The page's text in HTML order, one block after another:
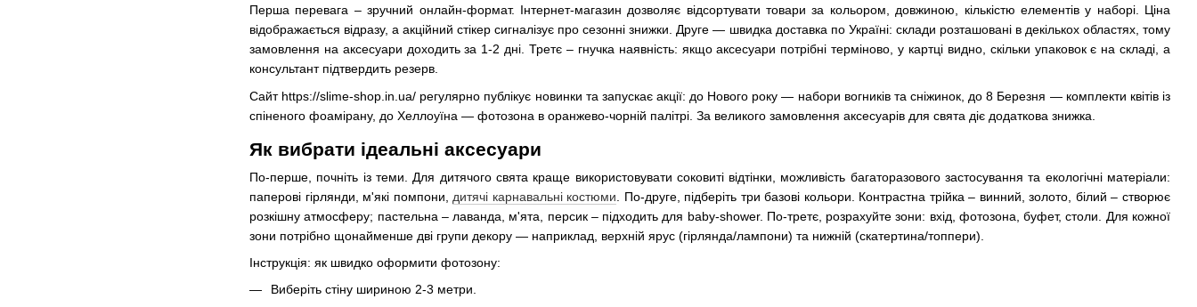
Перша перевага – зручний онлайн-формат. Інтернет-магазин дозволяє відсортувати товари за кольором, довжиною, кількістю елементів у наборі. Ціна
відображається відразу, а акційний стікер сигналізує про сезонні знижки. Друге — швидка доставка по Україні: склади розташовані в декількох областях, тому
замовлення на аксесуари доходить за 1-2 дні. Третє – гнучка наявність: якщо аксесуари потрібні терміново, у картці видно, скільки упаковок є на складі, а
консультант підтвердить резерв.
Сайт https://slime-shop.in.ua/ регулярно публікує новинки та запускає акції: до Нового року — набори вогників та сніжинок, до 8 Березня — комплекти квітів із
спіненого фоамірану, до Хеллоуїна — фотозона в оранжево-чорній палітрі. За великого замовлення аксесуарів для свята діє додаткова знижка.
Як вибрати ідеальні аксесуари
По-перше, почніть із теми. Для дитячого свята краще використовувати соковиті відтінки, можливість багаторазового застосування та екологічні матеріали:
паперові гірлянди, м'які помпони, дитячі карнавальні костюми . По-друге, підберіть три базові кольори. Контрастна трійка – винний, золото, білий – створює
розкішну атмосферу; пастельна – лаванда, м'ята, персик – підходить для baby-shower. По-третє, розрахуйте зони: вхід, фотозона, буфет, столи. Для кожної
зони потрібно щонайменше дві групи декору — наприклад, верхній ярус (гірлянда/лампони) та нижній (скатертина/топпери).
Інструкція: як швидко оформити фотозону:
Виберіть стіну шириною 2-3 метри.